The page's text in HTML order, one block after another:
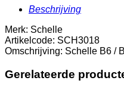
Beschrijving
Merk: Schelle
Artikelcode: SCH3018
Omschrijving: Schelle B6 /
Gerelateerde